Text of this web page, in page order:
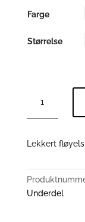
Farge
Størrelse
antall
Lekkert
Underdel